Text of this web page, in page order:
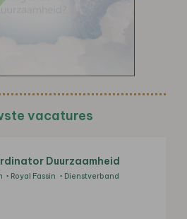
vacatures
Duurzaamheid
Royal Fassin Dienstverband